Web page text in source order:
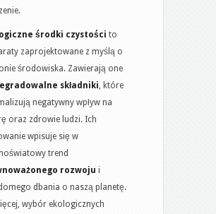
środki czystości to
zaprojektowane z myślą o
środowiska. Zawierają one
składniki, które
negatywny wpływ na
oraz zdrowie ludzi. Ich
wpisuje się w
trend
rozwoju i
dbania o naszą planetę.
wybór ekologicznych